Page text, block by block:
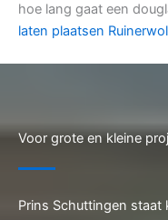
hoe lang gaat een
laten plaatsen
Voor grote en kleine
Prins Schuttingen staat